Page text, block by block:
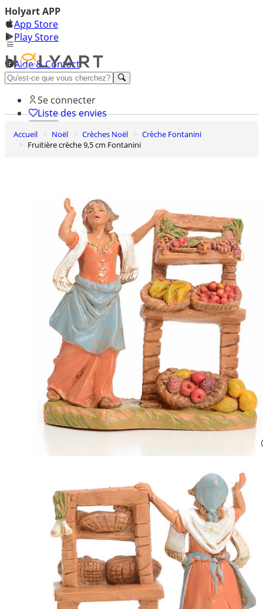
Holyart APP
App Store
Play Store
Aide & Contact
Découvrez Premium
Se connecter
Liste des envies
0
Panier
Accueil Noël Crèches Noël
Crèche Fontanini
Fruitière crèche 9,5 cm Fontanini